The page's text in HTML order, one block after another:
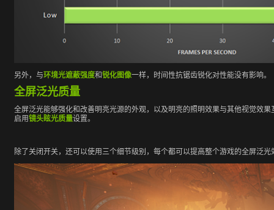
另外，与环境光遮蔽强度和锐化图像一样，时间性抗锯齿锐化对性能没有影响。
全屏泛光质量
全屏泛光能够强化和改善明亮光源的外观，以及明亮的照明效果与其他视觉效
启用镜头眩光质量设置。
除了关闭开关，还可以使用三个细节级别，每个都可以提高整个游戏的全屏泛